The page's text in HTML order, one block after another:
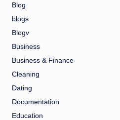
Blog
blogs
Blogv
Business
Business & Finance
Cleaning
Dating
Documentation
Education